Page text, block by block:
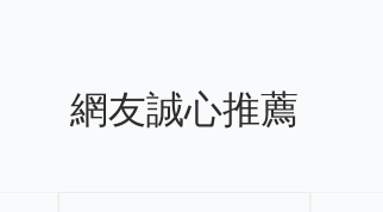
網友誠心推薦